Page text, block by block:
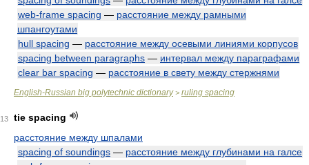
web-frame spacing — расстояние между рамными
шпангоутами
hull spacing — расстояние между осевыми линиями корпусов
spacing between paragraphs — интервал между параграфами
clear bar spacing — расстояние в свету между стержнями
English-Russian big polytechnic dictionary> ruling spacing
13
tie spacing
расстояние между шпалами
spacing of soundings — расстояние между глубинами на галсе